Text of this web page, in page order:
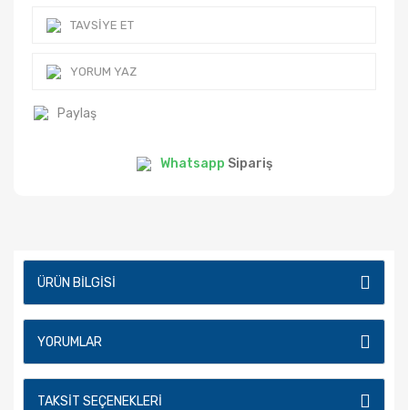
TAVSIYE ET
YORUM YAZ
Paylaş
Whatsapp Sipariş
ÜRÜN BILGISI
YORUMLAR
TAKSIT SEÇENEKLERI